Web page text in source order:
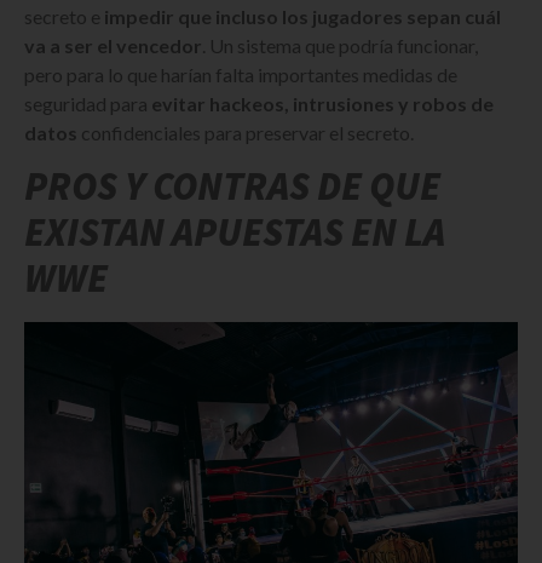
secreto e impedir que incluso los jugadores sepan cuál
va a ser el vencedor . Un sistema que podría funcionar,
pero para lo que harían falta importantes medidas de
seguridad para evitar hackeos, intrusiones y robos de
datos confidenciales para preservar el secreto.
PROS Y CONTRAS DE QUE
EXISTAN APUESTAS EN LA
WWE